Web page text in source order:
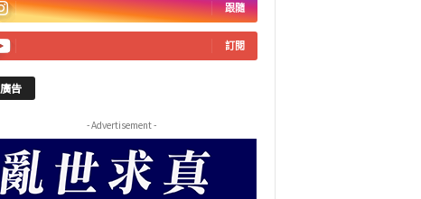
跟隨
訂閱
廣告
- Advertisement -